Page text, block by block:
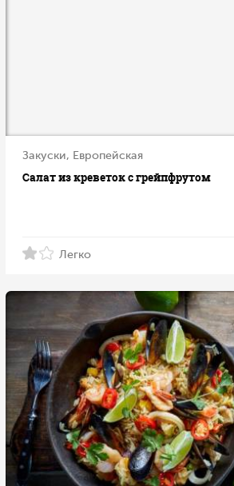
Закуски, Европейская
Салат из креветок с грейпфрутом
Легко